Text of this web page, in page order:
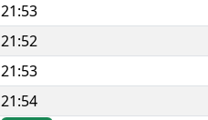
21:53
21:52
21:53
21:54